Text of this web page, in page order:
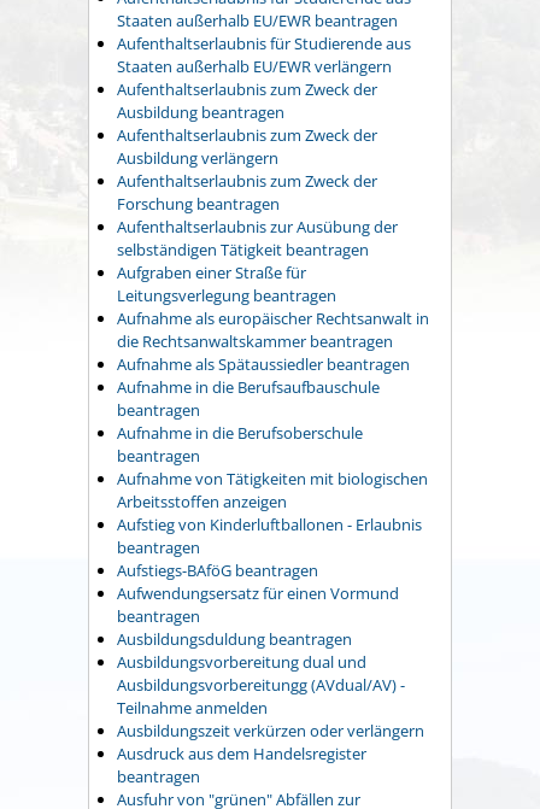
Staaten außerhalb EU/EWR beantragen
Aufenthaltserlaubnis für Studierende aus
Staaten außerhalb EU/EWR verlängern
Aufenthaltserlaubnis zum Zweck der
Ausbildung beantragen
Aufenthaltserlaubnis zum Zweck der
Ausbildung verlängern
Aufenthaltserlaubnis zum Zweck der
Forschung beantragen
Aufenthaltserlaubnis zur Ausübung der
selbständigen Tätigkeit beantragen
Aufgraben einer Straße für
Leitungsverlegung beantragen
Aufnahme als europäischer Rechtsanwalt in
die Rechtsanwaltskammer beantragen
Aufnahme als Spätaussiedler beantragen
Aufnahme in die Berufsaufbauschule
beantragen
Aufnahme in die Berufsoberschule
beantragen
Aufnahme von Tätigkeiten mit biologischen
Arbeitsstoffen anzeigen
Aufstieg von Kinderluftballonen - Erlaubnis
beantragen
Aufstiegs-BAföG beantragen
Aufwendungsersatz für einen Vormund
beantragen
Ausbildungsduldung beantragen
Ausbildungsvorbereitung dual und
Ausbildungsvorbereitungg (AVdual/AV) -
Teilnahme anmelden
Ausbildungszeit verkürzen oder verlängern
Ausdruck aus dem Handelsregister
beantragen
Ausfuhr von "grünen" Abfällen zur